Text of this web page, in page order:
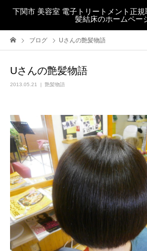
下関市 美容室 電子トリートメント正
髪結床のホームペー
ブログ Uさんの艶髪物語
Uさんの艶髪物語
2013.05.21 艶髪物語